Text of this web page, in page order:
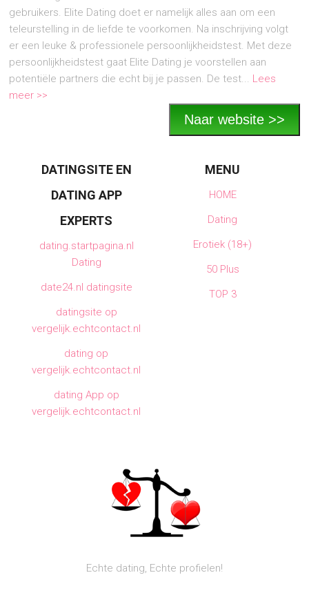
gebruikers. Elite Dating doet er namelijk alles aan om een
teleurstelling in de liefde te voorkomen. Na inschrijving volgt
er een leuke & professionele persoonlijkheidstest. Met deze
persoonlijkheidstest gaat Elite Dating je voorstellen aan
potentiële partners die echt bij je passen. De test... Lees
meer >>
Naar website >>
DATINGSITE EN
DATING APP
EXPERTS
dating.startpagina.nl
Dating
date24.nl datingsite
datingsite op
vergelijk.echtcontact.nl
dating op
vergelijk.echtcontact.nl
dating App op
vergelijk.echtcontact.nl
MENU
HOME
Dating
Erotiek (18+)
50 Plus
TOP 3
Echte dating, Echte profielen!